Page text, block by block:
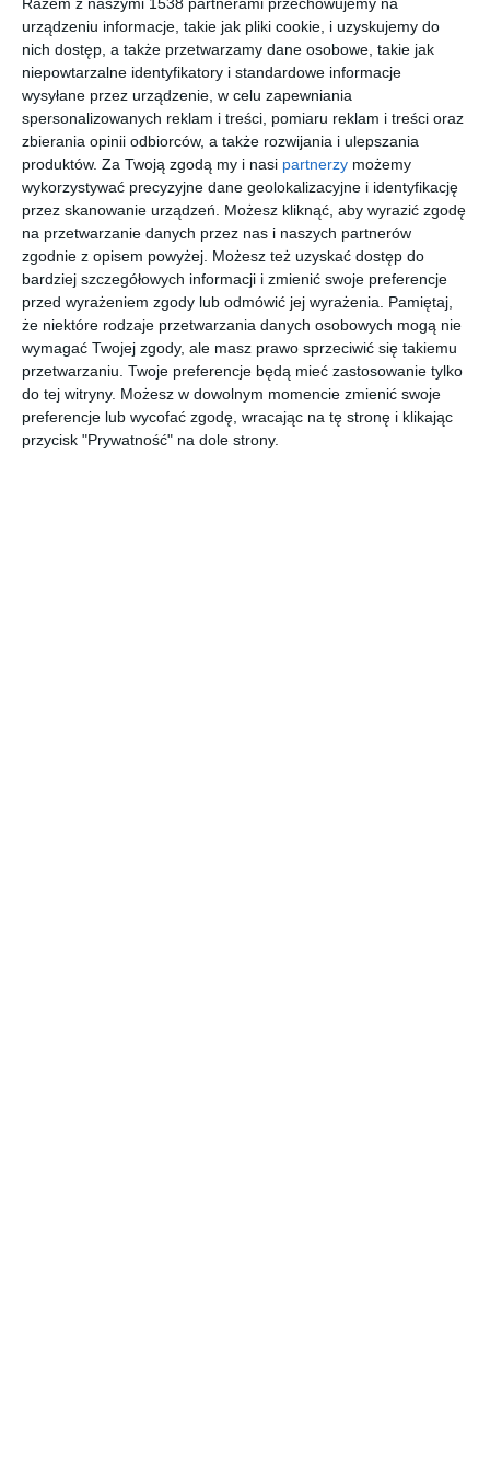
Razem z naszymi 1538 partnerami przechowujemy na
urządzeniu informacje, takie jak pliki cookie, i uzyskujemy do
nich dostęp, a także przetwarzamy dane osobowe, takie jak
niepowtarzalne identyfikatory i standardowe informacje
wysyłane przez urządzenie, w celu zapewniania
spersonalizowanych reklam i treści, pomiaru reklam i treści oraz
zbierania opinii odbiorców, a także rozwijania i ulepszania
produktów. Za Twoją zgodą my i nasi partnerzy możemy
wykorzystywać precyzyjne dane geolokalizacyjne i identyfikację
przez skanowanie urządzeń. Możesz kliknąć, aby wyrazić zgodę
na przetwarzanie danych przez nas i naszych partnerów
zgodnie z opisem powyżej. Możesz też uzyskać dostęp do
bardziej szczegółowych informacji i zmienić swoje preferencje
przed wyrażeniem zgody lub odmówić jej wyrażenia. Pamiętaj,
że niektóre rodzaje przetwarzania danych osobowych mogą nie
wymagać Twojej zgody, ale masz prawo sprzeciwić się takiemu
przetwarzaniu. Twoje preferencje będą mieć zastosowanie tylko
do tej witryny. Możesz w dowolnym momencie zmienić swoje
preferencje lub wycofać zgodę, wracając na tę stronę i klikając
przycisk "Prywatność" na dole strony.
kuchnia
Dodaj do ulubionych
Nowoczesne biuro
zaprojektowane przez
pracownię AM Invest